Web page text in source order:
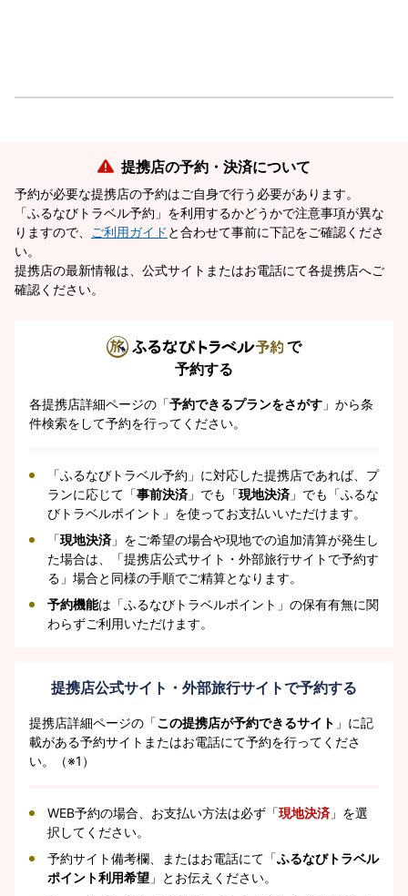
提携店の予約・決済について
予約が必要な提携店の予約はご自身で行う必要があります。
「ふるなびトラベル予約」を利用するかどうかで注意事項が異な
りますので、
ご利用ガイド と合わせて事前に下記をご確認くださ
い。
提携店の最新情報は、公式サイトまたはお電話にて各提携店へご
確認ください。
で
予約する
各提携店詳細ページの「予約できるプランをさがす 」から条
件検索をして予約を行ってください。
「ふるなびトラベル予約」に対応した提携店であれば、プ
ランに応じて「事前決済 」でも「現地決済 」でも「ふるな
びトラベルポイント」を使ってお支払いいただけます。
「現地決済 」をご希望の場合や現地での追加清算が発生し
た場合は、「提携店公式サイト・外部旅行サイトで予約す
る」場合と同様の手順でご精算となります。
予約機能は「ふるなびトラベルポイント」の保有有無に関
わらずご利用いただけます。
提携店公式サイト・外部旅行サイトで予約する
提携店詳細ページの「この提携店が予約できるサイト 」に記
載がある予約サイトまたはお電話にて予約を行ってくださ
い。（※1）
WEB予約の場合、お支払い方法は必ず「現地決済 」を選
択してください。
予約サイト備考欄、またはお電話にて「ふるなびトラベル
ポイント利用希望 」とお伝えください。